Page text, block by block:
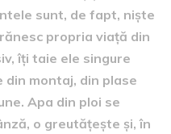
sunt, de fapt, niște
propria viață din
îți taie ele singure
din montaj, din plase
Apa din ploi se
o greutățește și, în